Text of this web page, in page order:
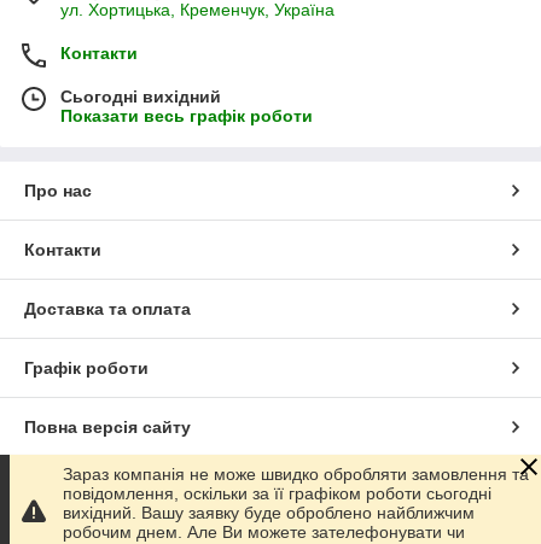
ул. Хортицька, Кременчук, Україна
Контакти
Сьогодні вихідний
Показати весь графік роботи
Про нас
Контакти
Доставка та оплата
Графік роботи
Повна версія сайту
Сайт створено на маркетплейсіProm.ua
Зараз компанія не може швидко обробляти замовлення та
повідомлення, оскільки за її графіком роботи сьогодні
вихідний. Вашу заявку буде оброблено найближчим
робочим днем. Але Ви можете зателефонувати чи